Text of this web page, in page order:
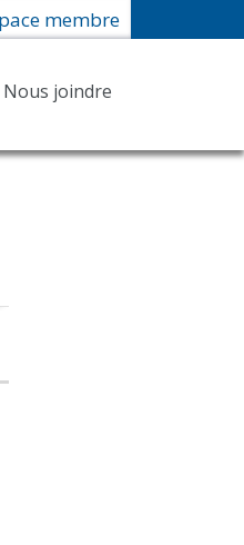
membre
Nous joindre